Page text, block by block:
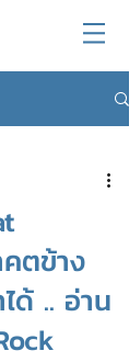
ตข้าง
ด้ .. อ่าน